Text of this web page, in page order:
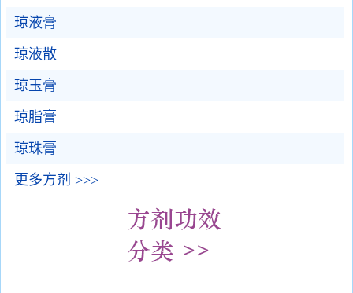
琼液膏
琼液散
琼玉膏
琼脂膏
琼珠膏
更多方剂 >>>